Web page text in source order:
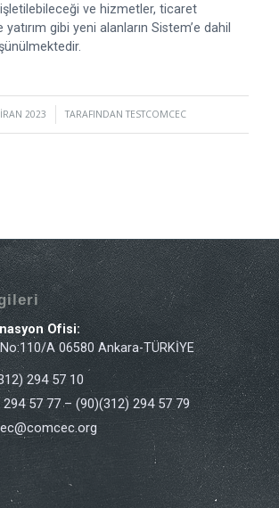
ve hizmetler, ticaret
gibi yeni alanların Sistem’e dahil
2023 TARAFINDANTESTCOMCEC
Ofisi:
A 06580 Ankara-TÜRKİYE
294 57 10
57 77 – (90)(312) 294 57 79